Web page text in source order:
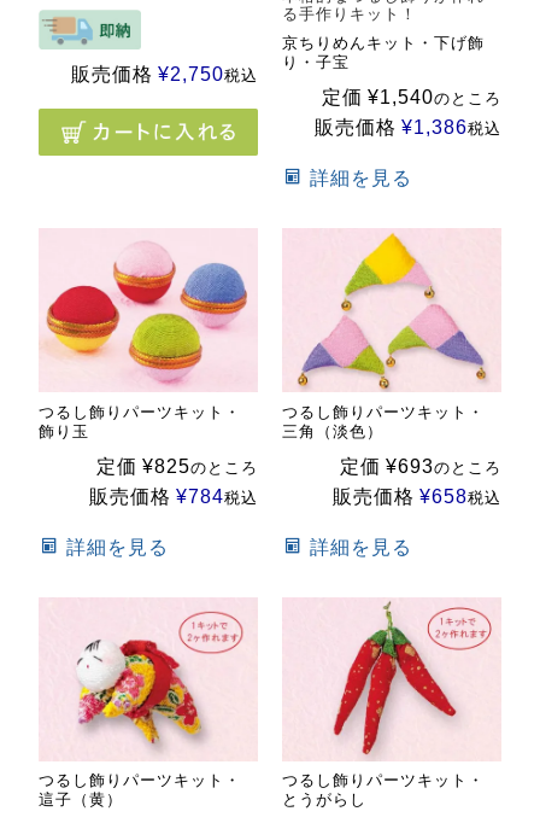
販売価格 ¥2,750税込
る手作りキット！
京ちりめんキット・下げ飾
り・子宝
定価 ¥1,540のところ
販売価格 ¥1,386税込
詳細を見る
つるし飾りパーツキット・
飾り玉
定価 ¥825のところ
販売価格 ¥784税込
詳細を見る
つるし飾りパーツキット・
三角（淡色）
定価 ¥693のところ
販売価格 ¥658税込
詳細を見る
つるし飾りパーツキット・
這子（黄）
つるし飾りパーツキット・
とうがらし